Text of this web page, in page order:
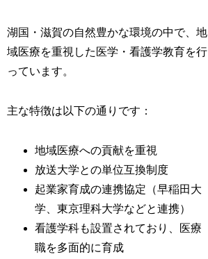
湖国・滋賀の自然豊かな環境の中で、地
域医療を重視した医学・看護学教育を行
っています。
主な特徴は以下の通りです：
地域医療への貢献を重視
放送大学との単位互換制度
起業家育成の連携協定（早稲田大
学、東京理科大学などと連携）
看護学科も設置されており、医療
職を多面的に育成